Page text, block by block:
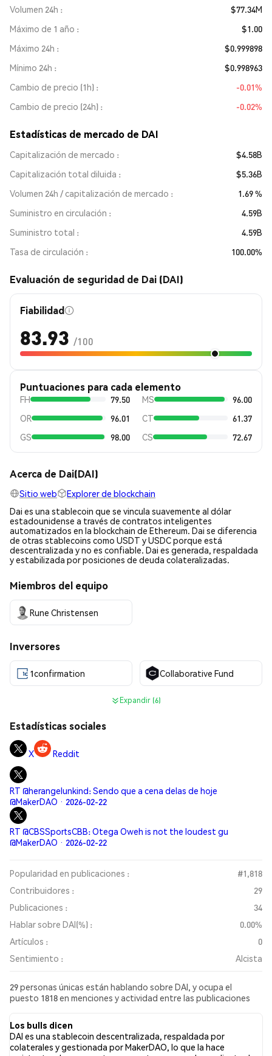
Volumen 24h
$77.34M
Máximo de 1 año
$1.00
Máximo 24h
$0.999898
Mínimo 24h
$0.998963
Cambio de precio (1h)
-0.01%
Cambio de precio (24h)
-0.02%
Estadísticas de mercado de DAI
Capitalización de mercado
$4.58B
Capitalización total diluida
$5.36B
Volumen 24h / capitalización de mercado
1.69 %
Suministro en circulación
4.59B
Suministro total
4.59B
Tasa de circulación
100.00%
Evaluación de seguridad de Dai (DAI)
Fiabilidad
83.93 /100
Puntuaciones para cada elemento
FH 79.50 MS
96.00
OR
96.01 CT
61.37
GS
98.00 CS 72.67
Acerca de Dai(DAI)
Sitio web
Explorer de blockchain
Dai es una stablecoin que se vincula suavemente al dólar
estadounidense a través de contratos inteligentes
automatizados en la blockchain de Ethereum. Dai se diferencia
de otras stablecoins como USDT y USDC porque está
descentralizada y no es confiable. Dai es generada, respaldada
y estabilizada por posiciones de deuda colateralizadas.
Miembros del equipo
Rune Christensen
Inversores
1confirmation Collaborative Fund
Expandir (6)
Estadísticas sociales
X Reddit
RT @herangelunkind: Sendo que a cena delas de hoje
@MakerDAO · 2026-02-22
RT @CBSSportsCBB: Otega Oweh is not the loudest gu
@MakerDAO · 2026-02-22
Popularidad en publicaciones :
#1,818
Contribuidores :
29
Publicaciones :
34
Hablar sobre DAI(%) :
0.00%
Artículos :
0
Sentimiento :
Alcista
29 personas únicas están hablando sobre DAI, y ocupa el
puesto 1818 en menciones y actividad entre las publicaciones
todas las redes sociales ha sido Alcista. Finalmente, se
publicaron 0 artículos de noticias sobre DAI. En Twitter, el
32.14% de los tuits mostraron un sentimiento alcista en
comparación con el 14.29% de los tuits con sentimiento bajista
Los bulls dicen
DAI es una stablecoin descentralizada, respaldada por
colaterales y gestionada por MakerDAO, lo que la hace